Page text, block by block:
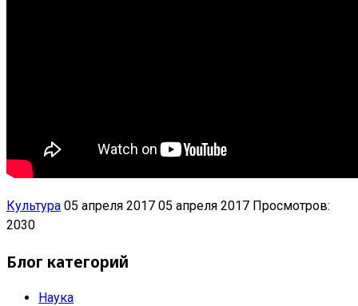
Культура 05 апреля 2017 05 апреля 2017 Просмотров:
2030
Блог категорий
Наука